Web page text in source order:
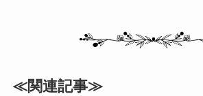
≪関連記事≫